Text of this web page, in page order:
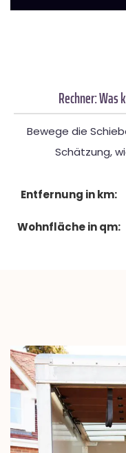
Rechner: Was
Bewege die
Schätzung,
Entfernung in km:
Wohnfläche in qm: